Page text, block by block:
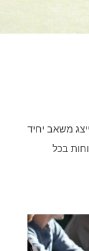
משאב יחיד
בכל